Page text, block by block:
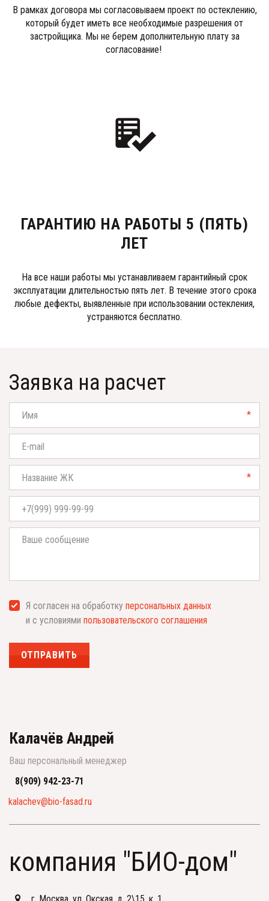
В рамках договора мы согласовываем проект по остеклению,
который будет иметь все необходимые разрешения от
застройщика. Мы не берем дополнительную плату за
согласование!
ГАРАНТИЮ НА РАБОТЫ 5 (ПЯТЬ)
ЛЕТ
На все наши работы мы устанавливаем гарантийный срок
эксплуатации длительностью пять лет. В течение этого срока
любые дефекты, выявленные при использовании остекления,
устраняются бесплатно.
Заявка на расчет
*
*
Я согласен на обработку персональных данных
и с условиями пользовательского соглашения
ОТПРАВИТЬ
Калачёв Андрей
Ваш персональный менеджер
8(909) 942-23-71
kalachev@bio-fasad.ru
компания "БИО-дом"